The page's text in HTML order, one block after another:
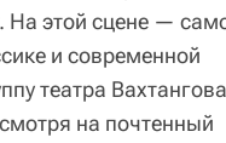
На этой сцене —
и современной
театра
на почтенный